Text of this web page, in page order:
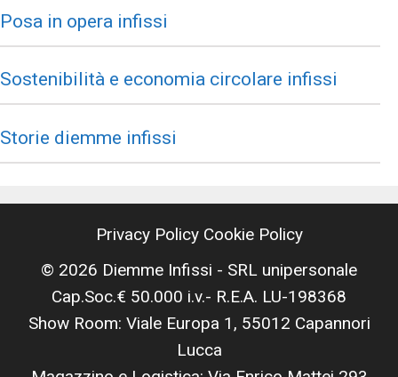
Posa in opera infissi
Sostenibilità e economia circolare infissi
Storie diemme infissi
Privacy Policy Cookie Policy
© 2026 Diemme Infissi - SRL unipersonale
Cap.Soc.€ 50.000 i.v.- R.E.A. LU-198368
Show Room: Viale Europa 1, 55012 Capannori
Lucca